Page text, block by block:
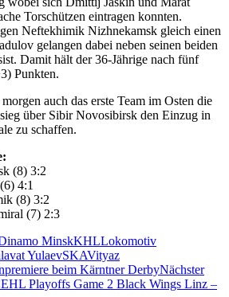
Torschützen eintragen konnten.
Neftekhimik Nizhnekamsk gleich einen
gelangen dabei neben seinen beiden
Damit hält der 36-Jährige nach fünf
Punkten.
auch das erste Team im Osten die
über Sibir Novosibirsk den Einzug in
zu schaffen.
(8) 3:2
4:1
(8) 3:2
(7) 2:3
MinskKHLLokomotiv
YulaevSKAVityaz
beim Kärntner DerbyNächster
Playoffs Game 2 Black Wings Linz –